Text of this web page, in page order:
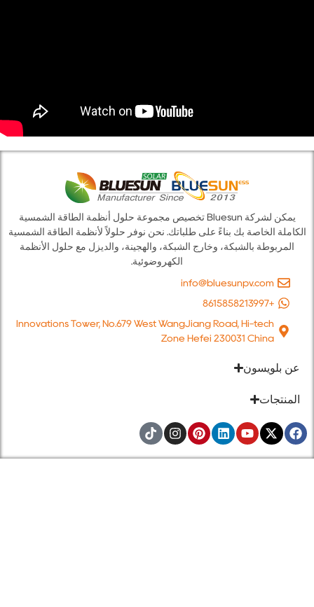
يمكن لشركة Bluesun تخصيص مجموعة حلول أنظمة الطاقة الشمسية
بك بناءً على طلباتك. نحن نوفر حلولاً لأنظمة الطاقة الشمسية
بالشبكة، وخارج الشبكة، والهجينة، والديزل مع حلول الأنظمة
الكهروضوئية.
Innovations Tower, No.679 West WangJiang Road, Hi-
Zone Hefei 230031